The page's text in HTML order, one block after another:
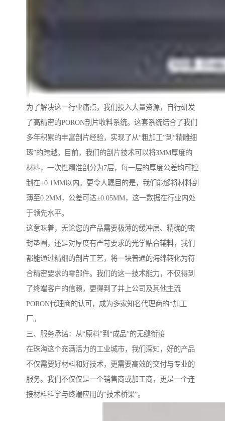
为了解决这一行业痛点，我们投入大量资源，自行研发
了高精密的PORON剖片收料系统。这套系统结合了我们
多年积累的丰富剖片经验，实现了从“粗加工”到“精雕细
琢”的跨越。目前，我们的剖片技术可以将3MM厚度的
材料，一次性精准剖分为7层，每一层的厚度公差均可控
制在±0.1MM以内。更令人瞩目的是，我们能够将材料剖
薄至0.2MM，公差可达±0.05MM，这一数据在行业内处
于领先水平。
这意味着，无论您的产品需要极薄的缓冲层、精确的密
封垫圈，还是对厚度有严苛要求的光学贴合辅料，我们
都能通过精细的剖片工艺，将一块普通的海绵转化为符
合精密要求的零部件。我们的这一技术能力，不仅得到
了终端客户的信赖，更得到了井上公司及其他主流
PORON代理商的认可，成为多家知名代理商的*加工
厂。
三、服务承诺：从“原料”到“成品”的无缝衔接
在珠海这个充满活力的工业城市，我们深知，好的产品
不仅需要好材料和好技术，更需要高效的交付与专业的
服务。我们不仅仅是一个销售商或加工商，更是一个连
接材料科学与终端应用的“技术桥梁”。